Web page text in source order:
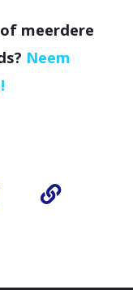
meerdere
Neem